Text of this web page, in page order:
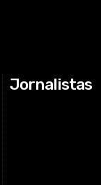
Jornalistas